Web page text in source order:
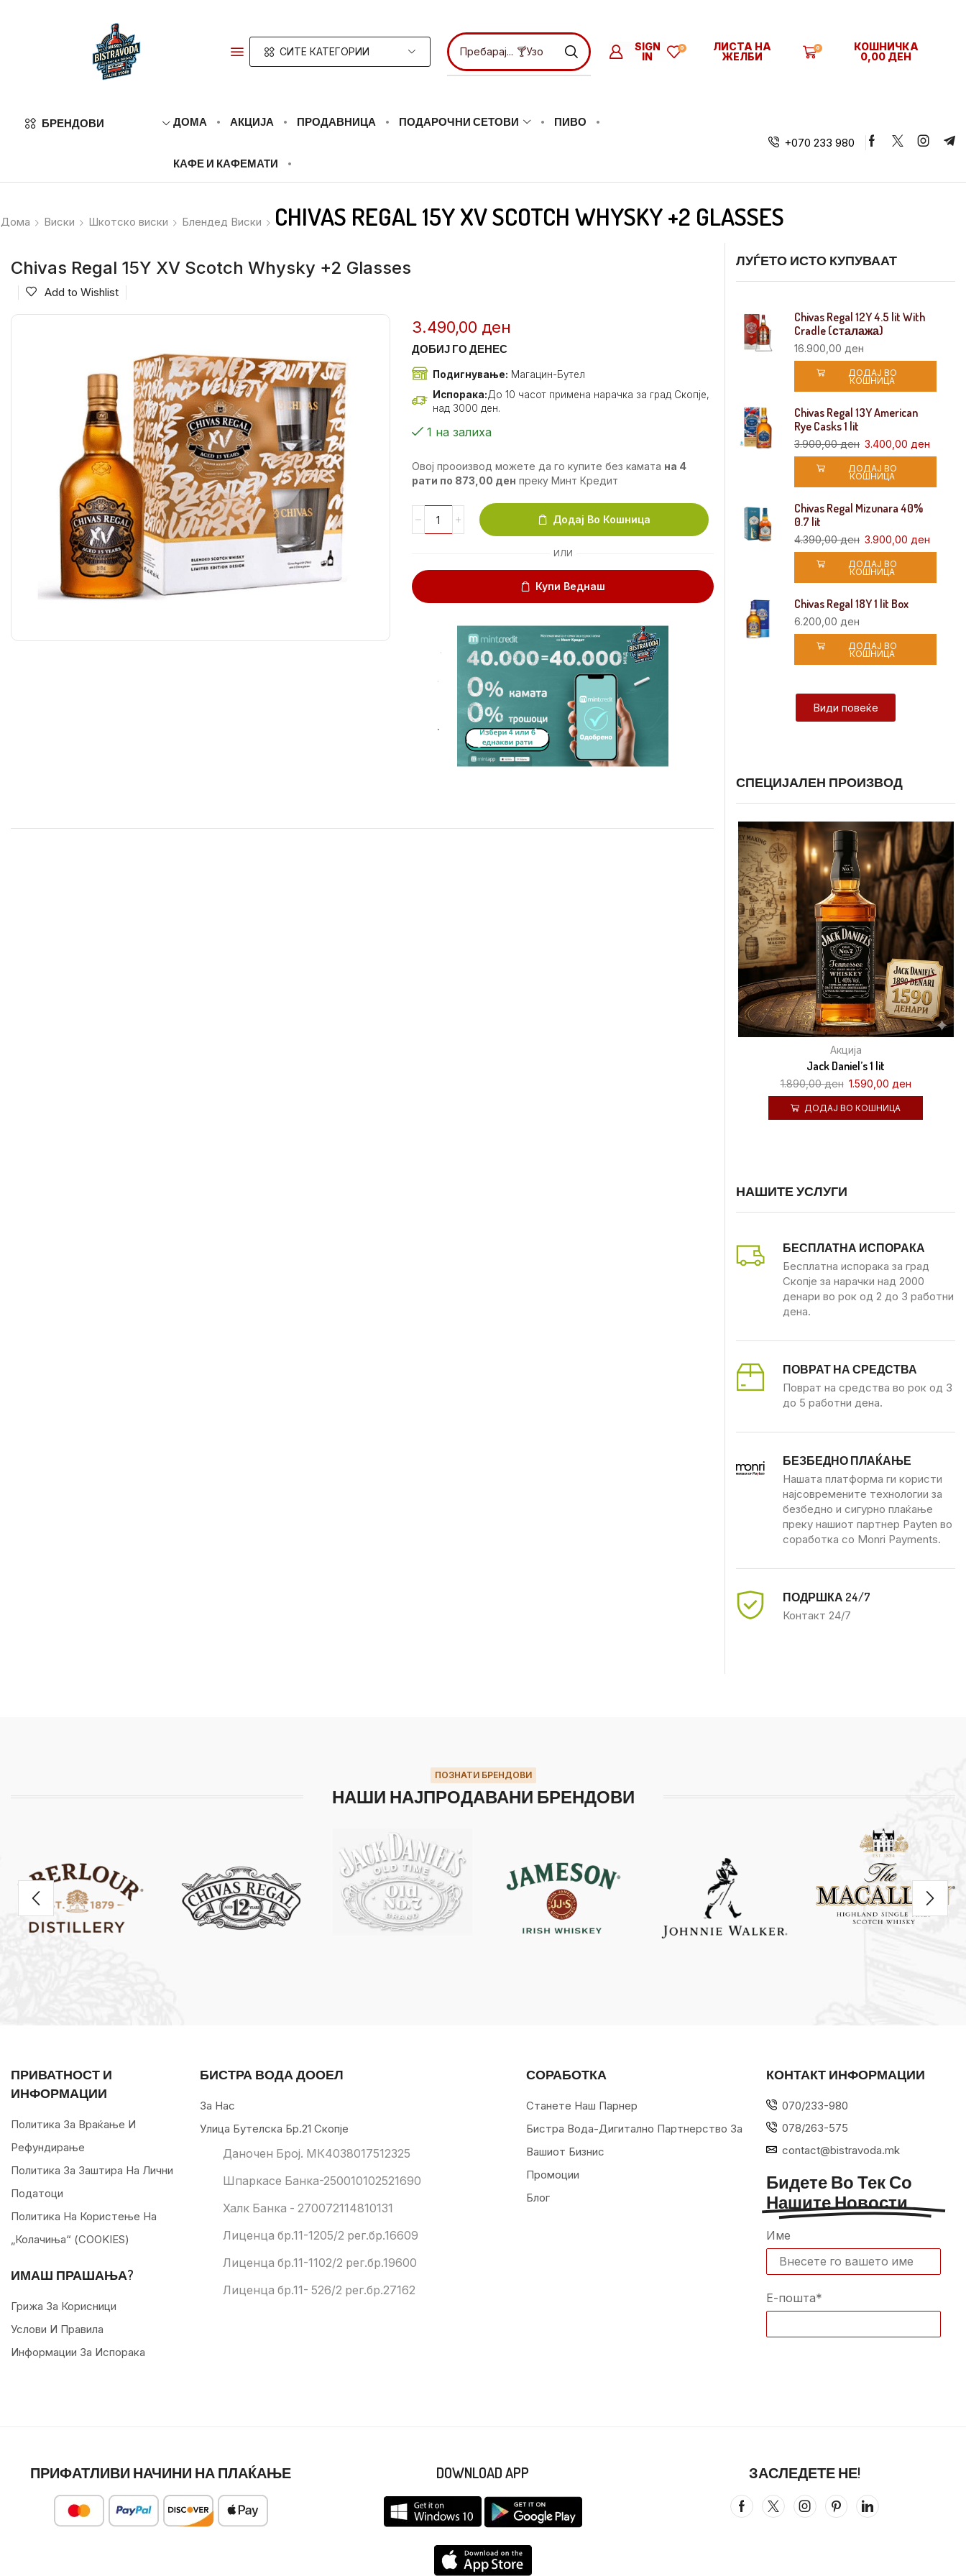
СИТЕ КАТЕГОРИИ Пребарај... 🍸Ликери
SIGN
IN
ЛИСТА НА
ЖЕЛБИ
0
КОШНИЧКА
0,00ДЕН
БРЕНДОВИ ДОМА АКЦИЈА ПРОДАВНИЦА ПОДАРОЧНИ СЕТОВИ ПИВО
КАФЕ И КАФЕМАТИ
+070 233 980
Дома Виски Шкотско виски Блендед Виски CHIVAS REGAL 15Y XV SCOTCH WHYSKY +2 GLASSES
Chivas Regal 15Y XV Scotch Whysky +2 Glasses
Add to Wishlist
3.490,00 ден
ДОБИЈ ГО ДЕНЕС
Подигнување: Магацин-Бутел
Испорака:До 10 часот примена нарачка за град Скопје,
над 3000 ден.
1 на залиха
Овој прооизвод можете да го купите без камата на 4
рати по 873,00 ден преку Минт Кредит
Додај Во Кошница
ИЛИ
Купи Веднаш
.
.
.
ЛУЃЕТО ИСТО КУПУВААТ
Chivas Regal 12Y 4.5 lit With
Cradle (сталажа)
16.900,00 ден
ДОДАЈ ВО
КОШНИЦА
Chivas Regal 13Y American
Rye Casks 1 lit
3.900,00ден 3.400,00 ден
ДОДАЈ ВО
КОШНИЦА
Chivas Regal Mizunara 40%
0.7 lit
4.390,00ден 3.900,00 ден
ДОДАЈ ВО
КОШНИЦА
Chivas Regal 18Y 1 lit Box
6.200,00 ден
ДОДАЈ ВО
КОШНИЦА
Види повеќе
СПЕЦИЈАЛЕН ПРОИЗВОД
Акција
Jack Daniel’s 1 lit
1.890,00ден 1.590,00 ден
ДОДАЈ ВО КОШНИЦА
НАШИТЕ УСЛУГИ
БЕСПЛАТНА ИСПОРАКА
Бесплатна испорака за град
Скопје за нарачки над 2000
денари во рок од 2 до 3 работни
дена.
ПОВРАТ НА СРЕДСТВА
Поврат на средства во рок од 3
до 5 работни дена.
БЕЗБЕДНО ПЛАЌАЊЕ
Нашата платформа ги користи
најсовремените технологии за
безбедно и сигурно плаќање
преку нашиот партнер Payten во
соработка со Monri Payments.
ПОДРШКА 24/7
Контакт 24/7
ПОЗНАТИ БРЕНДОВИ
НАШИ НАЈПРОДАВАНИ БРЕНДОВИ
ПРИВАТНОСТ И
ИНФОРМАЦИИ
Политика За Враќање И
Рефундирање
Политика За Заштира На Лични
Податоци
Политика На Користење На
„колачиња“ (COOKIES)
ИМАШ ПРАШАЊА?
Грижа За Корисници
Услови И Правила
Информации За Испорака
БИСТРА ВОДА ДООЕЛ
За Нас
Улица Бутелска Бр.21 Скопје
Даночен Број. МК4038017512325
Шпаркасе Банка-250010102521690
Халк Банка - 270072114810131
Лиценца бр.11-1205/2 рег.бр.16609
Лиценца бр.11-1102/2 рег.бр.19600
Лиценца бр.11- 526/2 рег.бр.27162
СОРАБОТКА
Станете Наш Парнер
Бистра Вода-Дигитално Партнерство За
Вашиот Бизнис
Промоции
Блог
КОНТАКТ ИНФОРМАЦИИ
070/233-980
078/263-575
contact@bistravoda.mk
Бидете Во Тек Со
Нашите Новости
Име
Е-пошта*
ПРИФАТЛИВИ НАЧИНИ НА ПЛАЌАЊЕ DOWNLOAD APP ЗАСЛЕДЕТЕ НЕ!